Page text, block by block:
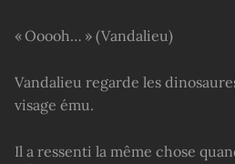
« Ooooh… » (Vandalieu)
Vandalieu regarde les
visage ému.
Il a ressenti la même chose